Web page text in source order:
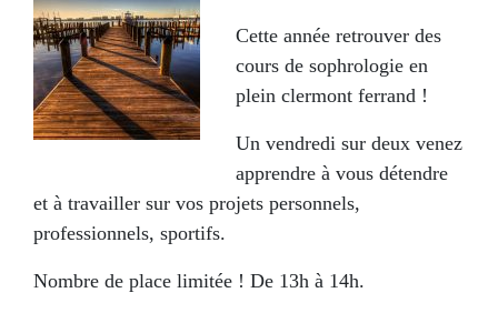
Cette année retrouver des
cours de sophrologie en
plein clermont ferrand !
Un vendredi sur deux venez
apprendre à vous détendre
et à travailler sur vos projets personnels,
professionnels, sportifs.
Nombre de place limitée ! De 13h à 14h.